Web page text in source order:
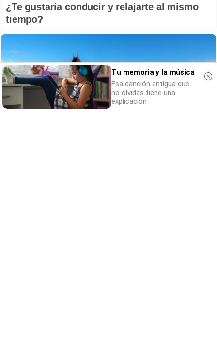
¿Te gustaría conducir y relajarte al mismo
tiempo?
Tu memoria y la música
Esa canción antigua que
no olvidas tiene una
explicación